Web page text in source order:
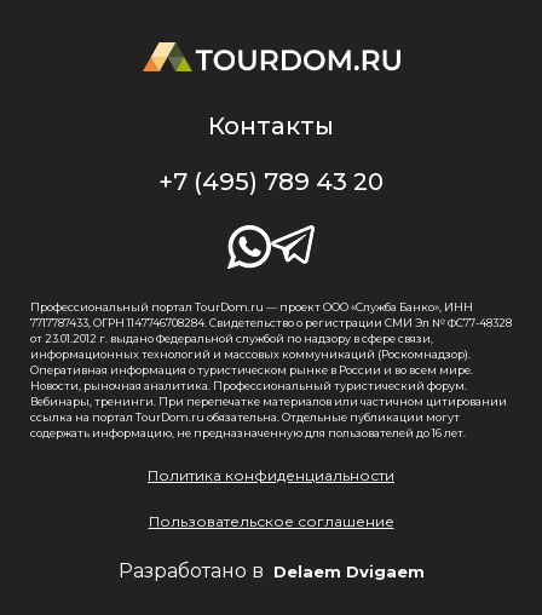
Контакты
+7 (495) 789 43 20
Профессиональный портал TourDom.ru — проект ООО «Служба Банко», ИНН
7717787433, ОГРН 1147746708284. Свидетельство о регистрации СМИ Эл № ФС77-48328
от 23.01.2012 г. выдано Федеральной службой по надзору в сфере связи,
информационных технологий и массовых коммуникаций (Роскомнадзор).
Оперативная информация о туристическом рынке в России и во всем мире.
Новости, рыночная аналитика. Профессиональный туристический форум.
Вебинары, тренинги. При перепечатке материалов или частичном цитировании
ссылка на портал TourDom.ru обязательна. Отдельные публикации могут
содержать информацию, не предназначенную для пользователей до 16 лет.
Политика конфиденциальности
Пользовательское соглашение
Разработано в Delaem Dvigaem